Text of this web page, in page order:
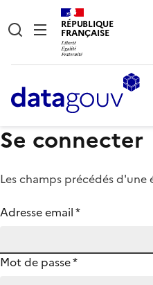
RÉPUBLIQUE
FRANÇAISE
Se connecter
Les champs précédés d'une
Adresse email*
Mot de passe*